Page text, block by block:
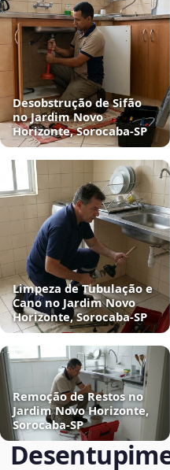
Desobstrução de Sifão
no Jardim Novo
Horizonte, Sorocaba‑SP
Limpeza de Tubulação e
Cano no Jardim Novo
Horizonte, Sorocaba‑SP
Remoção de Restos no
Jardim Novo Horizonte,
Sorocaba‑SP